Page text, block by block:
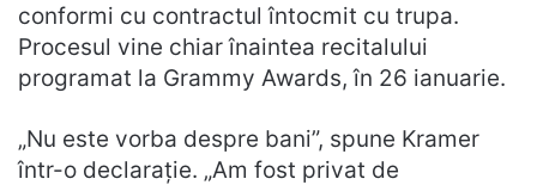
conformi cu contractul întocmit cu trupa.
Procesul vine chiar înaintea recitalului
programat la Grammy Awards, în 26 ianuarie.
„Nu este vorba despre bani”, spune Kramer
într-o declarație. „Am fost privat de